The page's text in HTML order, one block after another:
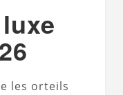
les orteils